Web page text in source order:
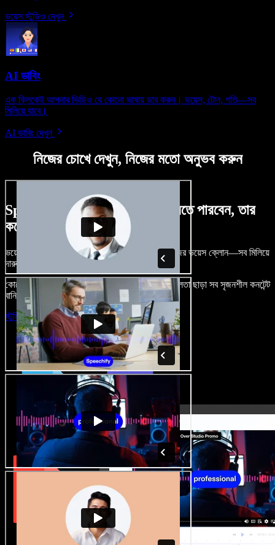
ভয়েস স্টুডিও দেখুন
AI ডাবিং
এক ক্লিকেই আপনার ভিডিও যে কোনো ভাষায় ডাব করুন। ভয়েস, টোন, গতি—সব
মিলিয়ে যাবে।
AI ডাবিং দেখুন
নিজের চোখে দেখুন, নিজের মতো অনুভব করুন
Speechify Studio দিয়ে কী কী করতে পারবেন, তার
কয়েকটা উদাহরণ দেখুন
ভয়েসওভার, রয়্যালটি-ফ্রি ছবি, অডিও, ভিডিও যোগ, নিজের ভয়েস ক্লোন—সব মিলিয়ে
দারুণ মনে রাখার মতো অডিও-ভিডিও প্রজেক্ট বানান।
কোনো শেখার ঝামেলা নেই, শুধু ব্রাউজারে খুলুন—আর দুর্বলতা ছাড়া সব সৃজনশীল কনটেন্ট
বানিয়ে ফেলুন।
স্টুডিও চালু করুন